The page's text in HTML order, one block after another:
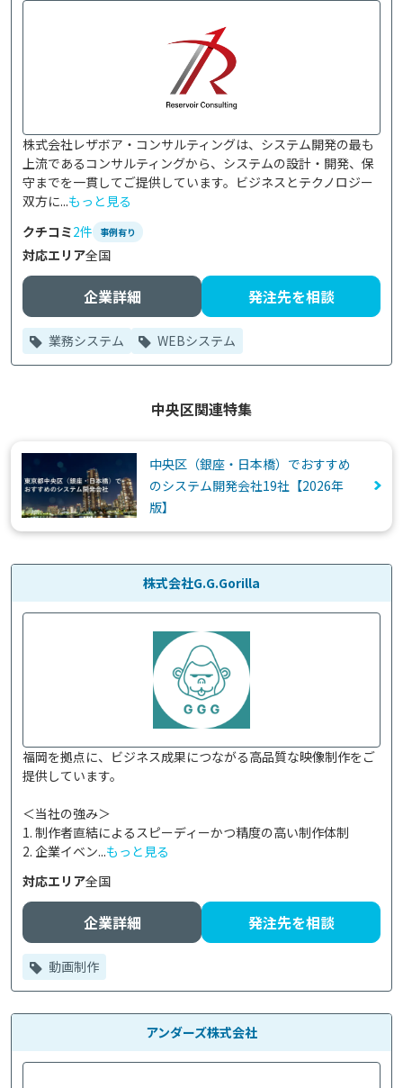
株式会社レザボア・コンサルティングは、システム開発の最も
上流であるコンサルティングから、システムの設計・開発、保
守までを一貫してご提供しています。ビジネスとテクノロジー
双方に...もっと見る
クチコミ2件 事例有り
対応エリア全国
企業詳細 発注先を相談
業務システム WEBシステム
中央区関連特集
中央区（銀座・日本橋）でおすすめ
のシステム開発会社19社【2026年
版】
株式会社G.G.Gorilla
福岡を拠点に、ビジネス成果につながる高品質な映像制作をご
提供しています。
＜当社の強み＞
1. 制作者直結によるスピーディーかつ精度の高い制作体制
2. 企業イベン...もっと見る
対応エリア全国
企業詳細 発注先を相談
動画制作
アンダーズ株式会社